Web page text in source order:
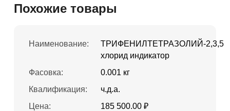
Похожие товары
Наименование:
ТРИФЕНИЛТЕТРАЗОЛИЙ-2,3,5
хлорид индикатор
Фасовка:
0.001 кг
Квалификация:
ч.д.а.
Цена:
185 500.00 ₽